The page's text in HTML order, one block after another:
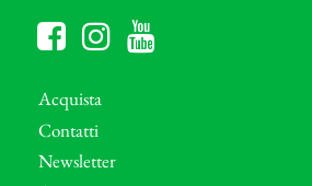
Acquista
Contatti
Newsletter